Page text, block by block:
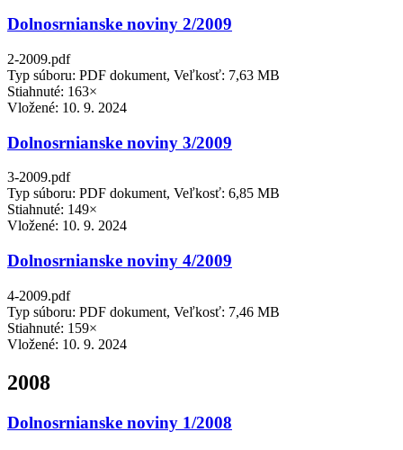
Dolnosrnianske noviny 2/2009
2-2009.pdf
Typ súboru: PDF dokument, Veľkosť: 7,63 MB
Stiahnuté: 163×
Vložené: 10. 9. 2024
Dolnosrnianske noviny 3/2009
3-2009.pdf
Typ súboru: PDF dokument, Veľkosť: 6,85 MB
Stiahnuté: 149×
Vložené: 10. 9. 2024
Dolnosrnianske noviny 4/2009
4-2009.pdf
Typ súboru: PDF dokument, Veľkosť: 7,46 MB
Stiahnuté: 159×
Vložené: 10. 9. 2024
2008
Dolnosrnianske noviny 1/2008